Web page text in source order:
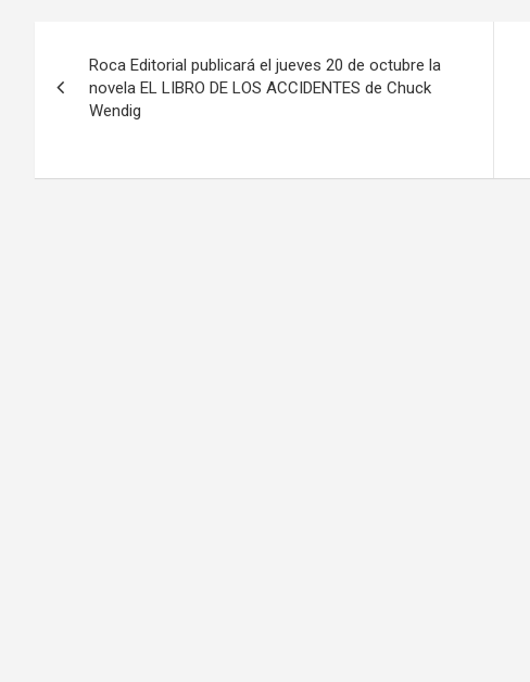
de
entradas
Roca Editorial publicará el jueves 20 de octubre la
novela EL LIBRO DE LOS ACCIDENTES de Chuck
Wendig